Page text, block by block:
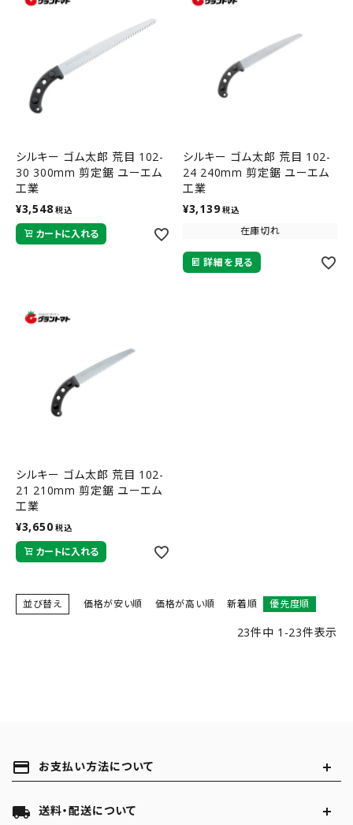
シルキー ゴム太郎 荒目 102-
30 300mm 剪定鋸 ユーエム
工業
¥3,548 税込
カートに入れる
シルキー ゴム太郎 荒目 102-
24 240mm 剪定鋸 ユーエム
工業
¥3,139 税込
在庫切れ
詳細を見る
シルキー ゴム太郎 荒目 102-
21 210mm 剪定鋸 ユーエム
工業
¥3,650 税込
カートに入れる
並び替え 価格が安い順 価格が高い順 新着順 優先度順
23件中 1 -23件表示
payment お支払い方法について
local_shipping 送料・配送について